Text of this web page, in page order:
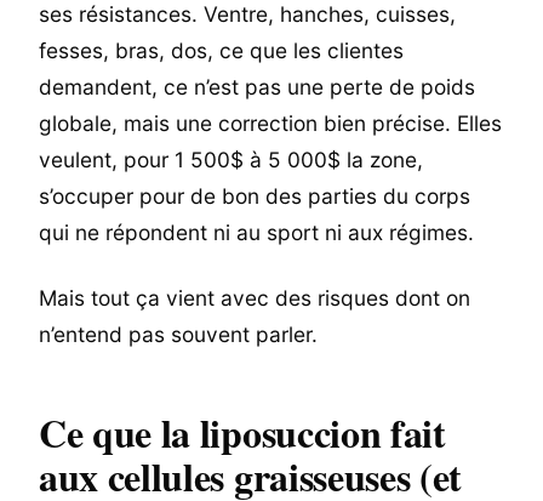
ses résistances. Ventre, hanches, cuisses,
fesses, bras, dos, ce que les clientes
demandent, ce n’est pas une perte de poids
globale, mais une correction bien précise. Elles
veulent, pour 1 500$ à 5 000$ la zone,
s’occuper pour de bon des parties du corps
qui ne répondent ni au sport ni aux régimes.
Mais tout ça vient avec des risques dont on
n’entend pas souvent parler.
Ce que la liposuccion fait
aux cellules graisseuses (et